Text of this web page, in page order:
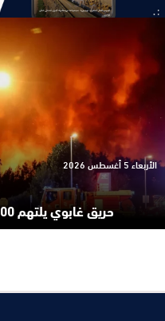
حريق غابوي يلتهم 100 هكتار جنوب شرق هولندا
الأربعاء 5 أغسطس 2026